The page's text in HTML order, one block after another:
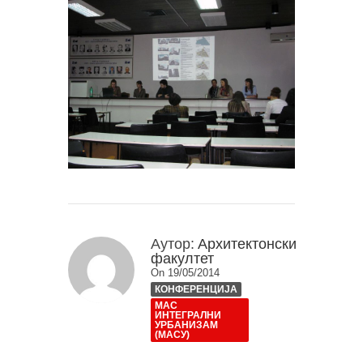
Аутор: Архитектонски
факултет
On 19/05/2014
КОНФЕРЕНЦИЈА
МАС
ИНТЕГРАЛНИ
УРБАНИЗАМ
(МАСУ)